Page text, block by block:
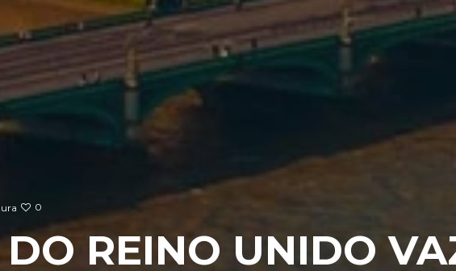
0
REINO UNIDO